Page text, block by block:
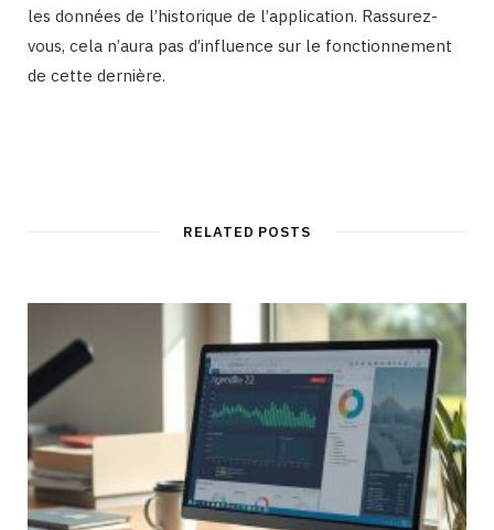
les données de l’historique de l’application. Rassurez-
vous, cela n’aura pas d’influence sur le fonctionnement
de cette dernière.
RELATED POSTS